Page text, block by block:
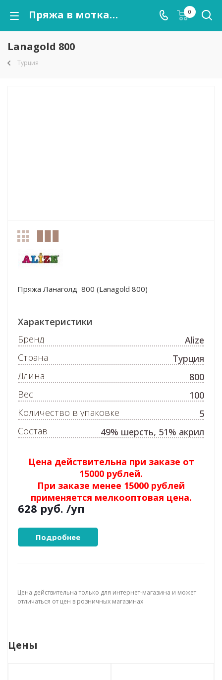
Пряжа в мотках Lanagold 800 оптом от kutnor.ru 0
Lanagold 800
Турция
Пряжа Ланаголд 800 (Lanagold 800)
Цена действительна при заказе от
15000 рублей.
При заказе менее 15000 рублей
применяется мелкооптовая цена.
628 руб. /уп
Подробнее
Характеристики
Бренд
Alize
Страна
Турция
Длина
800
Вес
100
Количество в упаковке
5
Состав
49% шерсть, 51% акрил
Цена действительна только для интернет-магазина и может
отличаться от цен в розничных магазинах
Цены